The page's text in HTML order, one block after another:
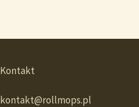
Kontakt
kontakt@rollmops.pl